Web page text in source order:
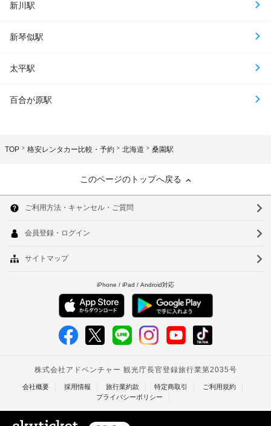
新川駅
新琴似駅
太平駅
百合が原駅
TOP 格安レンタカー比較・予約 北海道 桑園駅
このページのトップへ戻る